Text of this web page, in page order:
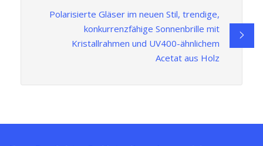
Polarisierte Gläser im neuen Stil, trendige,
konkurrenzfähige Sonnenbrille mit
Kristallrahmen und UV400-ähnlichem
Acetat aus Holz